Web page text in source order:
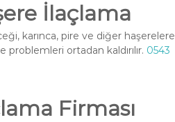
İlaçlama
karınca, pire ve diğer haşerelere
ortadan kaldırılır. 0543
Firması